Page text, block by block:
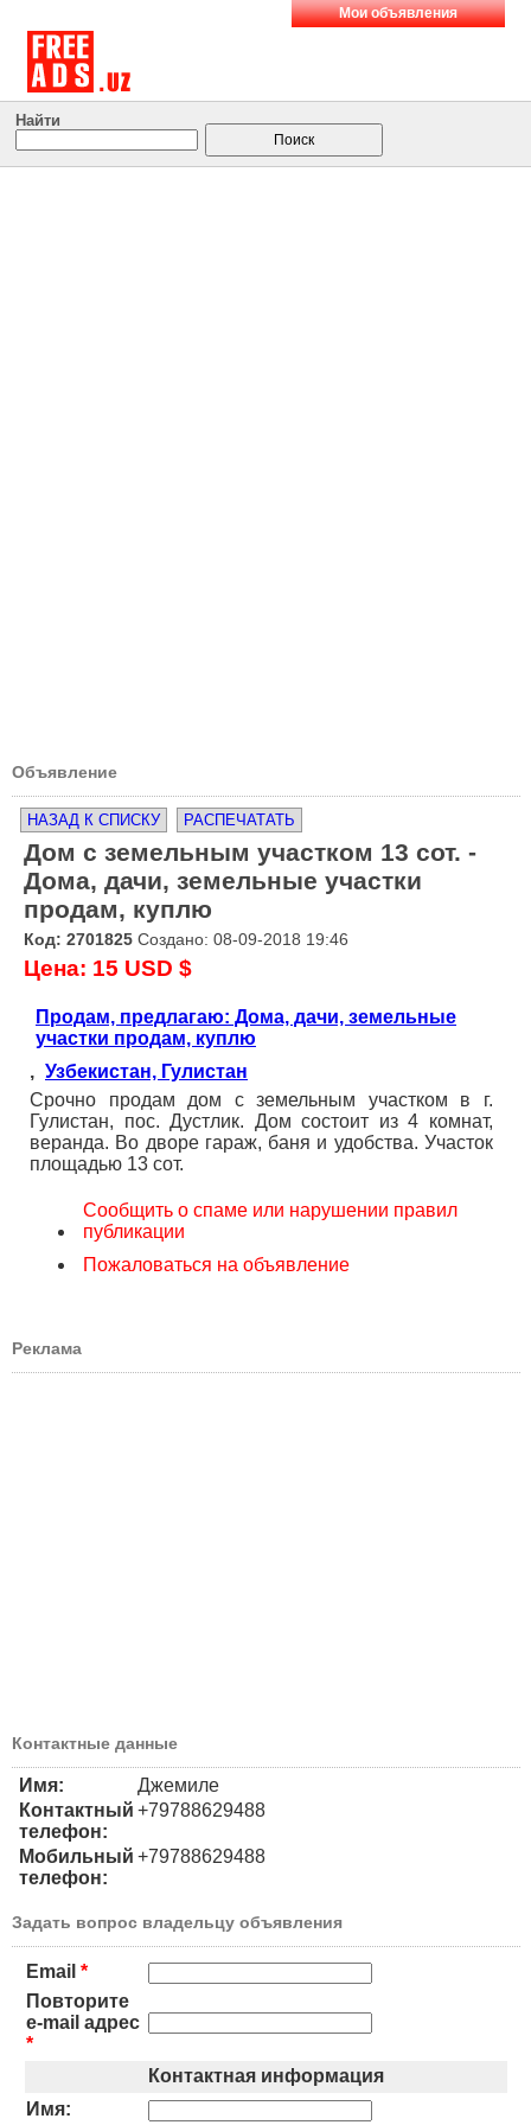
Мои объявления
Найти
Объявление
НАЗАД К СПИСКУ РАСПЕЧАТАТЬ
Дом с земельным участком 13 сот. -
Дома, дачи, земельные участки
продам, куплю
Код: 2701825 Создано: 08-09-2018 19:46
Цена: 15 USD $
Продам, предлагаю: Дома, дачи, земельные
участки продам, куплю
, Узбекистан, Гулистан
Срочно продам дом с земельным участком в г.
Гулистан, пос. Дустлик. Дом состоит из 4 комнат,
веранда. Во дворе гараж, баня и удобства. Участок
площадью 13 сот.
Сообщить о спаме или нарушении правил
публикации
Пожаловаться на объявление
Реклама
Контактные данные
Имя:
Джемиле
Контактный
телефон:
+79788629488
Мобильный
телефон:
+79788629488
Задать вопрос владельцу объявления
Email *
Повторите
e-mail адрес
*
Контактная информация
Имя: